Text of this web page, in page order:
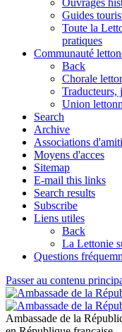
Ouvrages
Guides
Toute la
pratiques
Communauté
Back
Chorale
Traducteurs,
Union
Search
Archive
Associations
Moyens d'acces
Sitemap
E-mail this links
Search results
Subscribe
Liens utiles
Back
La Lettonie
Questions
Passer au contenu
Ambassade de la